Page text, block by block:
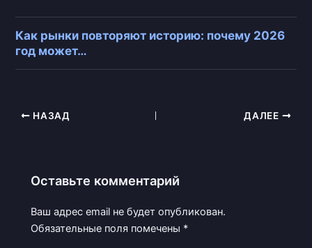
Как рынки повторяют историю: почему 2026
год может…
НАЗАД ДАЛЕЕ
Оставьте комментарий
Ваш адрес email не будет опубликован.
Обязательные поля помечены *